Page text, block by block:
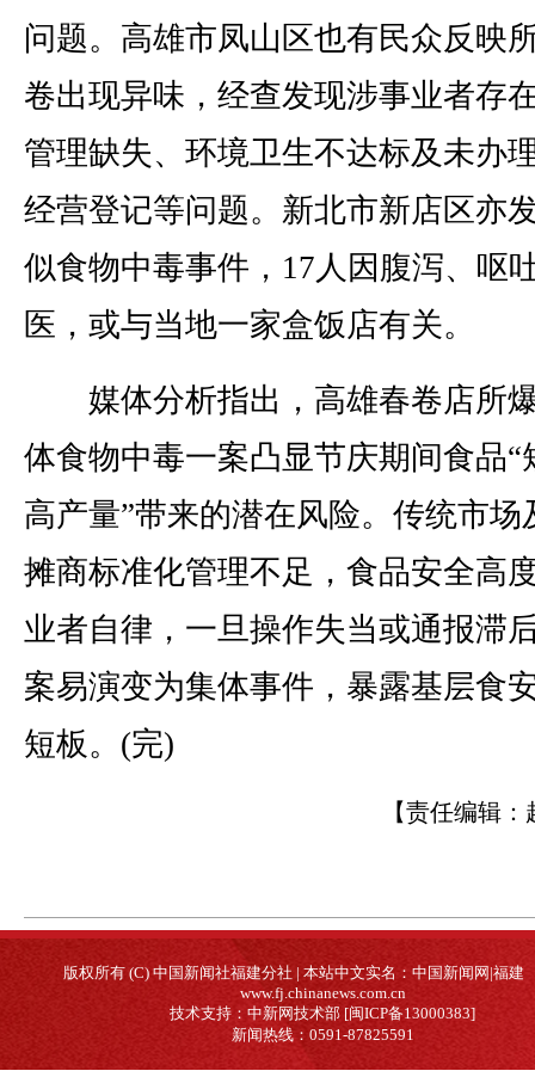
问题。高雄市凤山区也有民众反映
卷出现异味，经查发现涉事业者存
管理缺失、环境卫生不达标及未办
经营登记等问题。新北市新店区亦
似食物中毒事件，17人因腹泻、呕
医，或与当地一家盒饭店有关。
媒体分析指出，高雄春卷店所
体食物中毒一案凸显节庆期间食品“
高产量”带来的潜在风险。传统市场
摊商标准化管理不足，食品安全高
业者自律，一旦操作失当或通报滞
案易演变为集体事件，暴露基层食
短板。(完)
【责任编辑：
版权所有 (C) 中国新闻社福建分社 | 本站中文实名：中国新闻网|福建
www.fj.chinanews.com.cn
技术支持：中新网技术部 [闽ICP备13000383]
新闻热线：0591-87825591